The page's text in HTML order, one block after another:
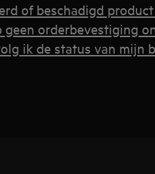
of beschadigd
geen orderbevestiging
ik de status van mijn